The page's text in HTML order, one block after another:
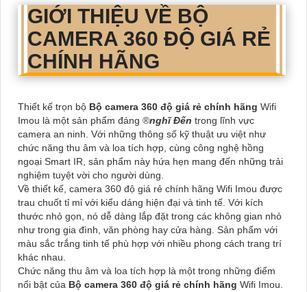
GIỚI THIỆU VỀ BỘ
CAMERA 360 ĐỘ GIÁ RẺ
CHÍNH HÃNG
Thiết kế trọn bộ Bộ camera 360 độ giá rẻ chính hãng Wifi
Imou là một sản phẩm đáng ®️nghĩ Đến trong lĩnh vực
camera an ninh. Với những thông số kỹ thuật ưu việt như
chức năng thu âm và loa tích hợp, cùng công nghệ hồng
ngoại Smart IR, sản phẩm này hứa hẹn mang đến những trải
nghiệm tuyệt vời cho người dùng.
Về thiết kế, camera 360 độ giá rẻ chính hãng Wifi Imou được
trau chuốt tỉ mỉ với kiểu dáng hiện đại và tinh tế. Với kích
thước nhỏ gọn, nó dễ dàng lắp đặt trong các không gian nhỏ
như trong gia đình, văn phòng hay cửa hàng. Sản phẩm với
màu sắc trắng tinh tế phù hợp với nhiều phong cách trang trí
khác nhau.
Chức năng thu âm và loa tích hợp là một trong những điểm
nổi bật của Bộ camera 360 độ giá rẻ chính hãng Wifi Imou.